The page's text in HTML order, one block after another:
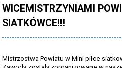
DANE OSOBOWE
WICEMISTRZYNIAMI
SIATKÓWCE!!!
Mistrzostwa Powiatu w Mini piłce